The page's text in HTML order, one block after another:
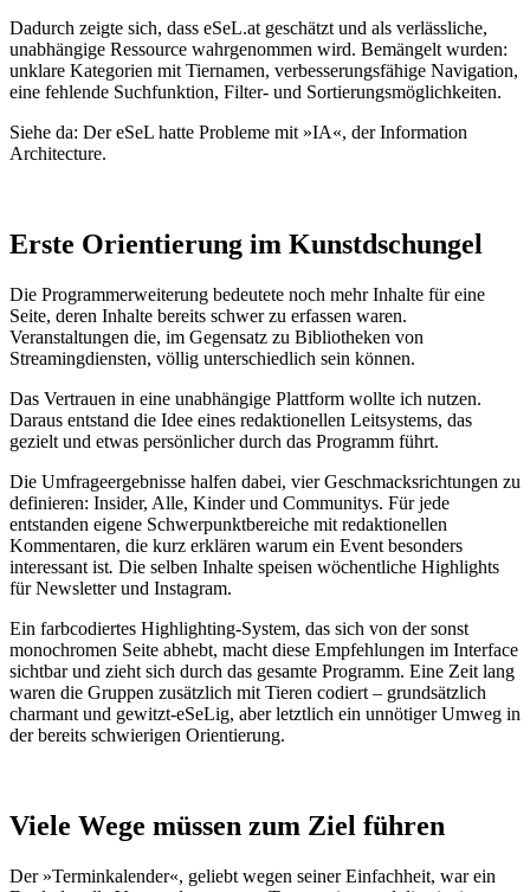
Dadurch zeigte sich, dass eSeL.at geschätzt und als verlässliche,
unabhängige Ressource wahrgenommen wird. Bemängelt wurden:
unklare Kategorien mit Tiernamen, verbesserungsfähige Navigation,
eine fehlende Suchfunktion, Filter- und Sortierungsmöglichkeiten.
Siehe da: Der eSeL hatte Probleme mit »IA«, der Information
Architecture.
Erste Orientierung im Kunstdschungel
Die Programmerweiterung bedeutete noch mehr Inhalte für eine
Seite, deren Inhalte bereits schwer zu erfassen waren.
Veranstaltungen die, im Gegensatz zu Bibliotheken von
Streamingdiensten, völlig unterschiedlich sein können.
Das Vertrauen in eine unabhängige Plattform wollte ich nutzen.
Daraus entstand die Idee eines redaktionellen Leitsystems, das
gezielt und etwas persönlicher durch das Programm führt.
Die Umfrageergebnisse halfen dabei, vier Geschmacksrichtungen zu
definieren: Insider, Alle, Kinder und Communitys. Für jede
entstanden eigene Schwerpunktbereiche mit redaktionellen
Kommentaren, die kurz erklären warum ein Event besonders
interessant ist. Die selben Inhalte speisen wöchentliche Highlights
für Newsletter und Instagram.
Ein farbcodiertes Highlighting-System, das sich von der sonst
monochromen Seite abhebt, macht diese Empfehlungen im Interface
sichtbar und zieht sich durch das gesamte Programm. Eine Zeit lang
waren die Gruppen zusätzlich mit Tieren codiert – grundsätzlich
charmant und gewitzt-eSeLig, aber letztlich ein unnötiger Umweg in
der bereits schwierigen Orientierung.
Viele Wege müssen zum Ziel führen
Der »Terminkalender«, geliebt wegen seiner Einfachheit, war ein